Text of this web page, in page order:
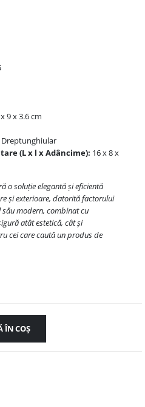
9 x 3.6 cm
Dreptunghiular
(L x l x Adâncime): 16 x 8 x
o soluție elegantă și eficientă
și exterioare, datorită factorului
modern, combinat cu
atât estetică, cât și
cei care caută un produs de
ÎN COȘ